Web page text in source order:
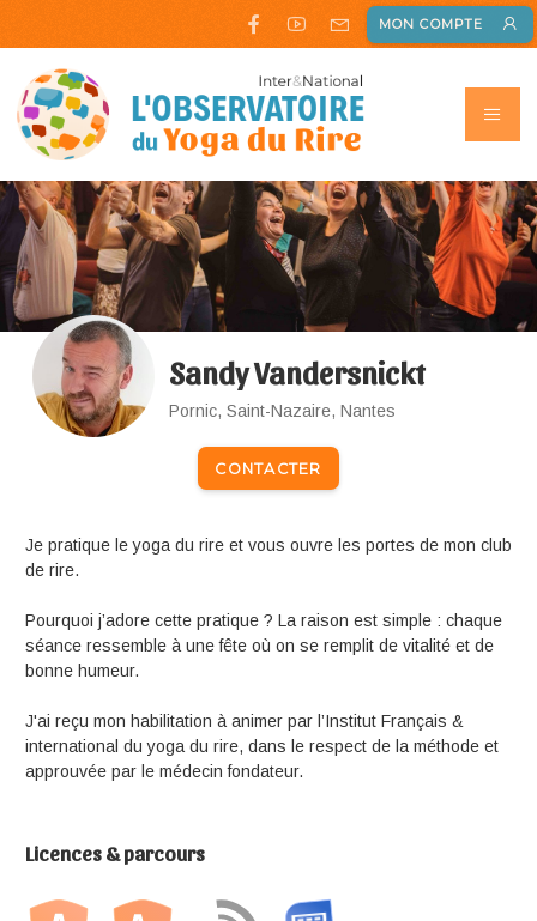
MON COMPTE
Sandy Vandersnickt
Pornic, Saint-Nazaire, Nantes
CONTACTER
Je pratique le yoga du rire et vous ouvre les portes de mon club
de rire.
Pourquoi j’adore cette pratique ? La raison est simple : chaque
séance ressemble à une fête où on se remplit de vitalité et de
bonne humeur.
J'ai reçu mon habilitation à animer par l’Institut Français &
international du yoga du rire, dans le respect de la méthode et
approuvée par le médecin fondateur.
Licences & parcours